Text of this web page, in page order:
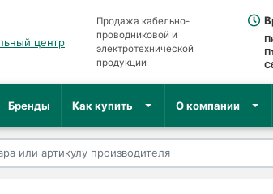
Продажа кабельно-
проводниковой и
электротехнической
продукции
Бренды Как купить О компании